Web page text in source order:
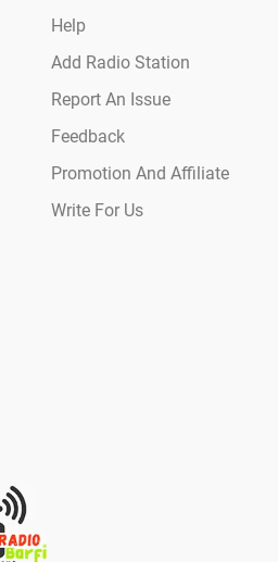
Help
Add Radio Station
Report An Issue
Feedback
Promotion And Affiliate
Write For Us